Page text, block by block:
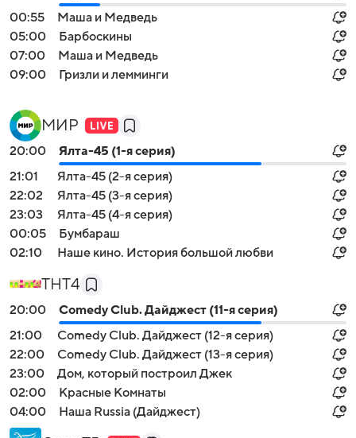
00:55
Маша и Медведь
05:00
Барбоскины
07:00
Маша и Медведь
09:00
Гризли и лемминги
МИР
20:00
Ялта-45 (1-я серия)
21:01
Ялта-45 (2-я серия)
22:02
Ялта-45 (3-я серия)
23:03
Ялта-45 (4-я серия)
00:05
Бумбараш
02:10
Наше кино. История большой любви
ТНТ4
20:00
Comedy Club. Дайджест (11-я серия)
21:00
Comedy Club. Дайджест (12-я серия)
22:00
Comedy Club. Дайджест (13-я серия)
23:00
Дом, который построил Джек
02:00
Красные Комнаты
04:00
Наша Russia (Дайджест)